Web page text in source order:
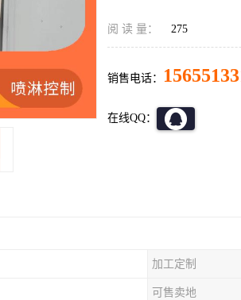
阅 读 量： 275
销售电话：
在线QQ：
加工定制
可售卖地